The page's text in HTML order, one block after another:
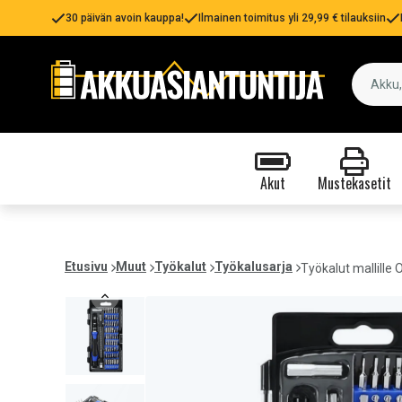
30 päivän avoin kauppa! Ilmainen toimitus yli 29,99 € tilauksiin
Akut Mustekasetit
Etusivu Muut Työkalut Työkalusarja Työkalut mallille